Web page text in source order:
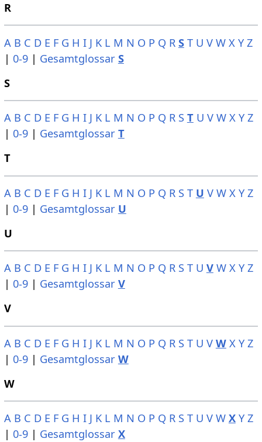
R
A B C D E F G H I J K L M N O P Q R S T U V W X Y Z
| 0-9| Gesamtglossar S
S
A B C D E F G H I J K L M N O P Q R S T U V W X Y Z
| 0-9| Gesamtglossar T
T
A B C D E F G H I J K L M N O P Q R S T U V W X Y Z
| 0-9| Gesamtglossar U
U
A B C D E F G H I J K L M N O P Q R S T U V W X Y Z
| 0-9| Gesamtglossar V
V
A B C D E F G H I J K L M N O P Q R S T U V W X Y Z
| 0-9| Gesamtglossar W
W
A B C D E F G H I J K L M N O P Q R S T U V W X Y Z
| 0-9| Gesamtglossar X